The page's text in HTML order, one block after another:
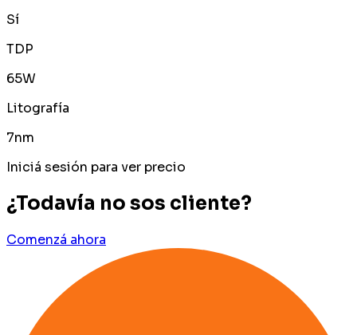
Sí
TDP
65W
Litografía
7nm
Iniciá sesión para ver precio
¿Todavía no sos cliente?
Comenzá ahora